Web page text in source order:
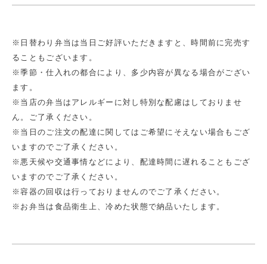
※日替わり弁当は当日ご好評いただきますと、時間前に完売す
ることもございます。
※季節・仕入れの都合により、多少内容が異なる場合がござい
ます。
※当店の弁当はアレルギーに対し特別な配慮はしておりませ
ん。ご了承ください。
※当日のご注文の配達に関してはご希望にそえない場合もござ
いますのでご了承ください。
※悪天候や交通事情などにより、配達時間に遅れることもござ
いますのでご了承ください。
※容器の回収は行っておりませんのでご了承ください。
※お弁当は食品衛生上、冷めた状態で納品いたします。